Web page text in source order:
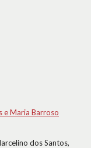
e Maria Barroso
dos Santos,